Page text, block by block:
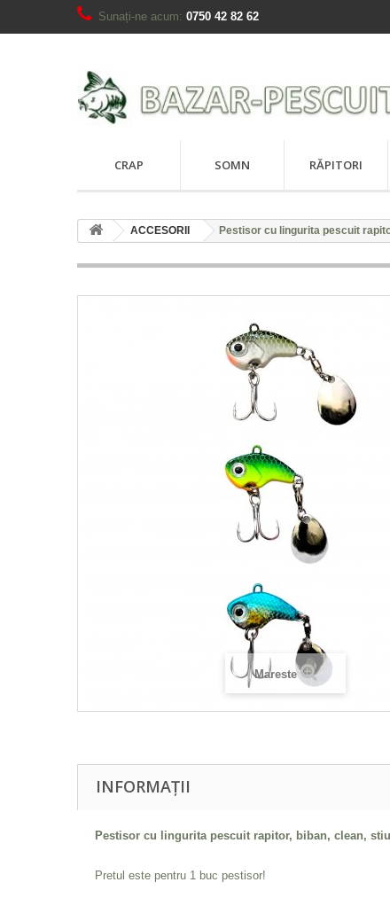
Sunați-ne acum: 0750 42 82 62
CRAP SOMN RĂPITORI
ACCESORII Pestisor cu lingurita pescuit
Mareste
INFORMAȚII
Pestisor cu lingurita pescuit rapitor, biban, clean,
Pretul este pentru 1 buc pestisor!